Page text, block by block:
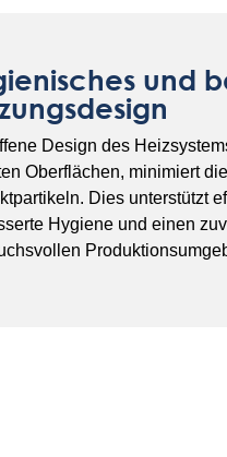
und
Design des
Oberflächen, minimiert
Dies unterstützt
Hygiene und einen